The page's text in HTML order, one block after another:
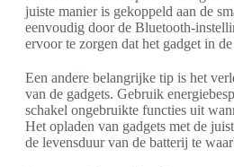
juiste manier is gekoppeld aan de
eenvoudig door de Bluetooth-
ervoor te zorgen dat het gadget in
Een andere belangrijke tip is het
van de gadgets. Gebruik
schakel ongebruikte functies uit
Het opladen van gadgets met de
de levensduur van de batterij te